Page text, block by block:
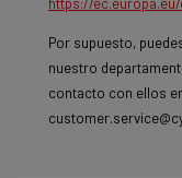
Por supuesto,
nuestro
contacto con ellos